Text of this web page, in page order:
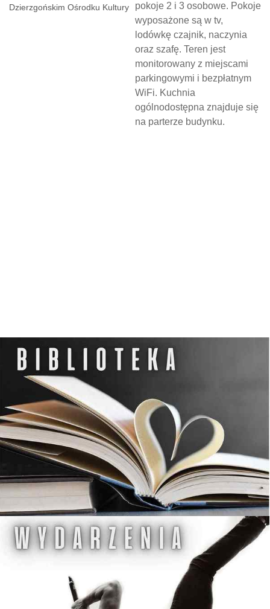
pokoje 2 i 3 osobowe. Pokoje
wyposażone są w tv,
lodówkę czajnik, naczynia
oraz szafę. Teren jest
monitorowany z miejscami
parkingowymi i bezpłatnym
WiFi. Kuchnia
ogólnodostępna znajduje się
na parterze budynku.